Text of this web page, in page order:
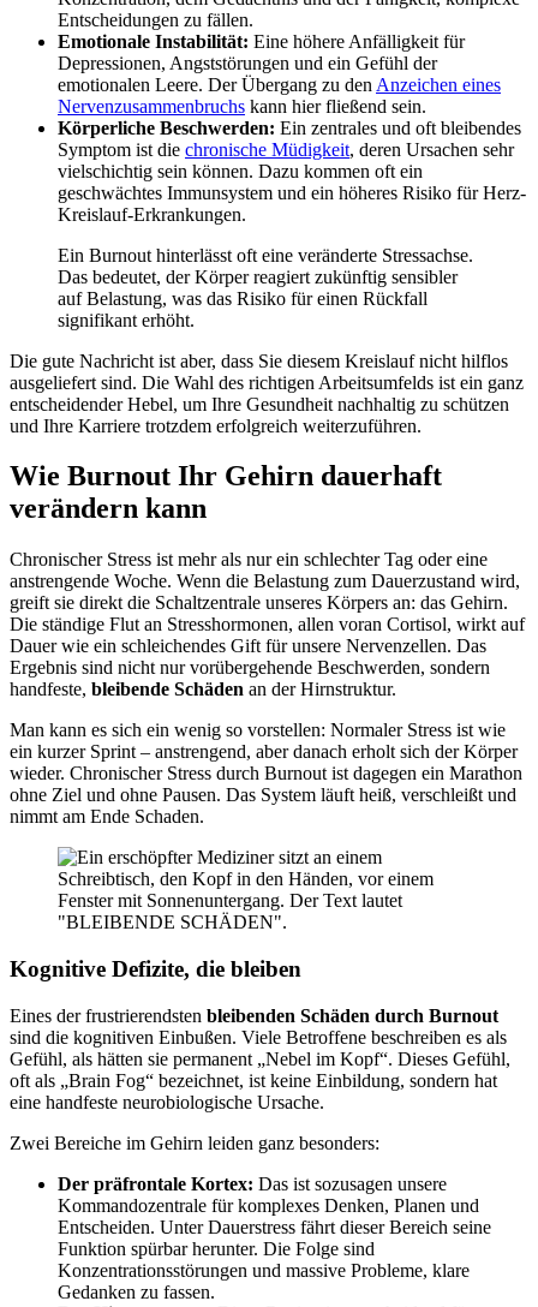
Entscheidungen zu fällen.
Emotionale Instabilität: Eine höhere Anfälligkeit für
Depressionen, Angststörungen und ein Gefühl der
emotionalen Leere. Der Übergang zu den Anzeichen eines
Nervenzusammenbruchs kann hier fließend sein.
Körperliche Beschwerden: Ein zentrales und oft bleibendes
Symptom ist die chronische Müdigkeit, deren Ursachen sehr
vielschichtig sein können. Dazu kommen oft ein
geschwächtes Immunsystem und ein höheres Risiko für Herz-
Kreislauf-Erkrankungen.
Ein Burnout hinterlässt oft eine veränderte Stressachse.
Das bedeutet, der Körper reagiert zukünftig sensibler
auf Belastung, was das Risiko für einen Rückfall
signifikant erhöht.
Die gute Nachricht ist aber, dass Sie diesem Kreislauf nicht hilflos
ausgeliefert sind. Die Wahl des richtigen Arbeitsumfelds ist ein ganz
entscheidender Hebel, um Ihre Gesundheit nachhaltig zu schützen
und Ihre Karriere trotzdem erfolgreich weiterzuführen.
Wie Burnout Ihr Gehirn dauerhaft
verändern kann
Chronischer Stress ist mehr als nur ein schlechter Tag oder eine
anstrengende Woche. Wenn die Belastung zum Dauerzustand wird,
greift sie direkt die Schaltzentrale unseres Körpers an: das Gehirn.
Die ständige Flut an Stresshormonen, allen voran Cortisol, wirkt auf
Dauer wie ein schleichendes Gift für unsere Nervenzellen. Das
Ergebnis sind nicht nur vorübergehende Beschwerden, sondern
handfeste, bleibende Schäden an der Hirnstruktur.
Man kann es sich ein wenig so vorstellen: Normaler Stress ist wie
ein kurzer Sprint – anstrengend, aber danach erholt sich der Körper
wieder. Chronischer Stress durch Burnout ist dagegen ein Marathon
ohne Ziel und ohne Pausen. Das System läuft heiß, verschleißt und
nimmt am Ende Schaden.
Kognitive Defizite, die bleiben
Eines der frustrierendsten bleibenden Schäden durch Burnout
sind die kognitiven Einbußen. Viele Betroffene beschreiben es als
Gefühl, als hätten sie permanent „Nebel im Kopf“. Dieses Gefühl,
oft als „Brain Fog“ bezeichnet, ist keine Einbildung, sondern hat
eine handfeste neurobiologische Ursache.
Zwei Bereiche im Gehirn leiden ganz besonders:
Der präfrontale Kortex: Das ist sozusagen unsere
Kommandozentrale für komplexes Denken, Planen und
Entscheiden. Unter Dauerstress fährt dieser Bereich seine
Funktion spürbar herunter. Die Folge sind
Konzentrationsstörungen und massive Probleme, klare
Gedanken zu fassen.